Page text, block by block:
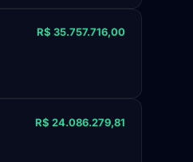
R$ 35.757.716,00
R$ 24.086.279,81